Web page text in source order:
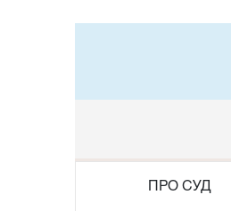
ПРО СУД